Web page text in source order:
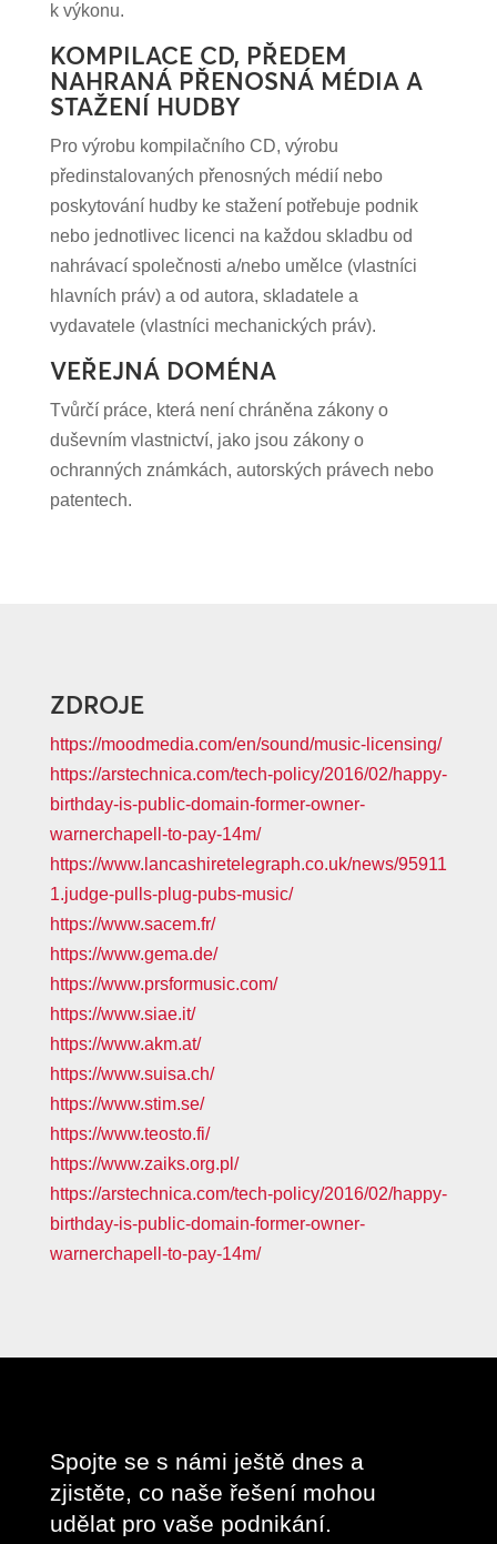
k výkonu.
KOMPILACE CD, PŘEDEM
NAHRANÁ PŘENOSNÁ MÉDIA A
STAŽENÍ HUDBY
Pro výrobu kompilačního CD, výrobu
předinstalovaných přenosných médií nebo
poskytování hudby ke stažení potřebuje podnik
nebo jednotlivec licenci na každou skladbu od
nahrávací společnosti a/nebo umělce (vlastníci
hlavních práv) a od autora, skladatele a
vydavatele (vlastníci mechanických práv).
VEŘEJNÁ DOMÉNA
Tvůrčí práce, která není chráněna zákony o
duševním vlastnictví, jako jsou zákony o
ochranných známkách, autorských právech nebo
patentech.
ZDROJE
https://moodmedia.com/en/sound/music-licensing/
https://arstechnica.com/tech-policy/2016/02/happy-
birthday-is-public-domain-former-owner-
warnerchapell-to-pay-14m/
https://www.lancashiretelegraph.co.uk/news/95911
1.judge-pulls-plug-pubs-music/
https://www.sacem.fr/
https://www.gema.de/
https://www.prsformusic.com/
https://www.siae.it/
https://www.akm.at/
https://www.suisa.ch/
https://www.stim.se/
https://www.teosto.fi/
https://www.zaiks.org.pl/
https://arstechnica.com/tech-policy/2016/02/happy-
birthday-is-public-domain-former-owner-
warnerchapell-to-pay-14m/
Spojte se s námi ještě dnes a
zjistěte, co naše řešení mohou
udělat pro vaše podnikání.